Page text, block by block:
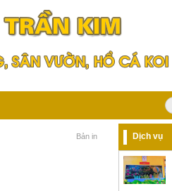
Bản in Dịch vụ